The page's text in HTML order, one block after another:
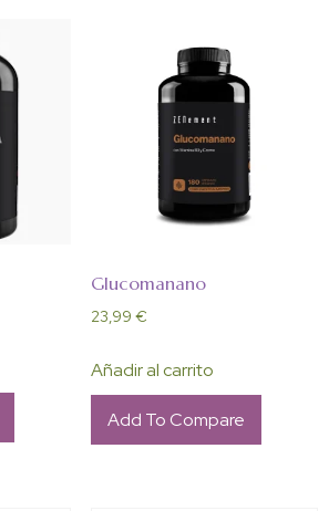
Glucomanano
23,99 €
Añadir al carrito
Add To Compare